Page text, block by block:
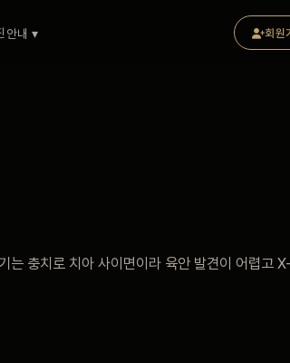
안내 ▾ 회원
는 충치로 치아 사이면이라 육안 발견이 어렵고